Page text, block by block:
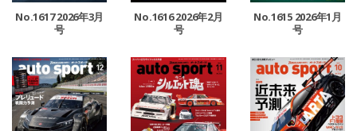
No.1617 2026年3月
号
No.1616 2026年2月
号
No.1615 2026年1月
号